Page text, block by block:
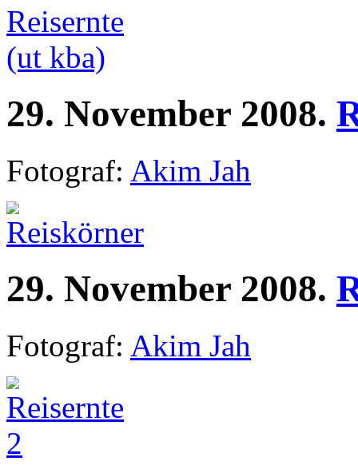
29. November 2008.
Fotograf: Akim Jah
29. November 2008.
Fotograf: Akim Jah